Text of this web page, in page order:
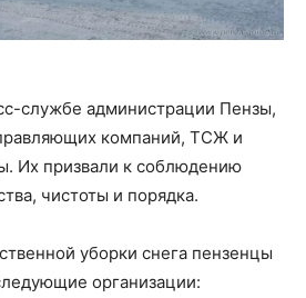
службе администрации Пензы,
компаний, ТСЖ и
Их призвали к соблюдению
чистоты и порядка.
уборки снега пензенцы
организации: